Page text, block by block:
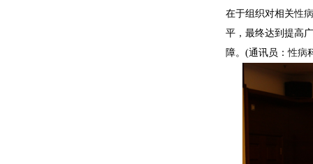
在于组织对相关性
平，最终达到提高
障。(通讯员：性病